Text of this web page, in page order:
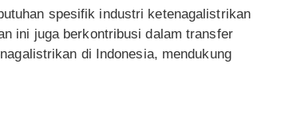
spesifik industri ketenagalistrikan
ini juga berkontribusi dalam transfer
di Indonesia, mendukung